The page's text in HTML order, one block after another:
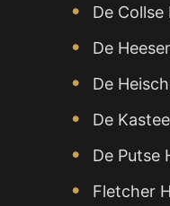
De
De
De
De
De Putse
Fletcher